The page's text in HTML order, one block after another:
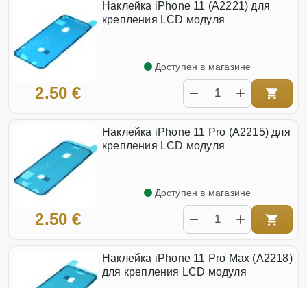
Наклейка iPhone 11 (A2221) для
крепления LCD модуля
2.50 €
Доступен в магазине
Наклейка iPhone 11 Pro (A2215) для
крепления LCD модуля
2.50 €
Доступен в магазине
Наклейка iPhone 11 Pro Max (A2218)
для крепления LCD модуля